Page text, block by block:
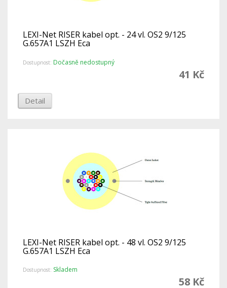
LEXI-Net RISER kabel opt. - 24 vl. OS2 9/125
G.657A1 LSZH Eca
Dostupnost: Dočasně nedostupný
41 Kč
Detail
LEXI-Net RISER kabel opt. - 48 vl. OS2 9/125
G.657A1 LSZH Eca
Dostupnost: Skladem
58 Kč